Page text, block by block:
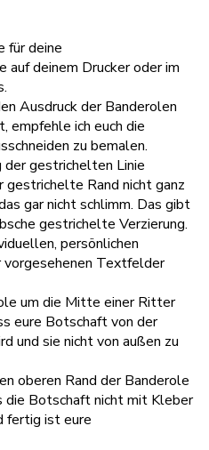
für deine
auf deinem Drucker oder im
Ausdruck der Banderolen
ich euch die
zu bemalen.
gestrichelten Linie
gestrichelte Rand nicht ganz
gar nicht schlimm. Das gibt
gestrichelte Verzierung.
persönlichen
vorgesehenen Textfelder
um die Mitte einer Ritter
eure Botschaft von der
und sie nicht von außen zu
oberen Rand der Banderole
Botschaft nicht mit Kleber
fertig ist eure